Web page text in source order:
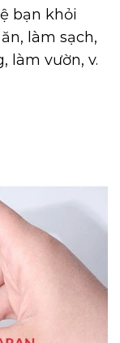
bạn khỏi
làm sạch,
làm vườn, v.